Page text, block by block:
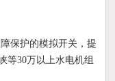
保护的模拟开关，提
等30万以上水电机组